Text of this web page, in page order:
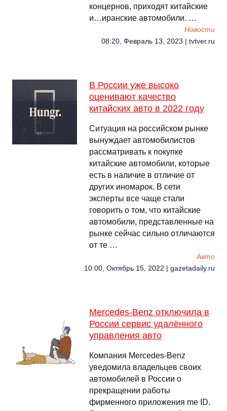
концернов, приходят китайские
и…иранские автомобили. …
Новости
08:20, Февраль 13, 2023 | tvtver.ru
В России уже высоко
оценивают качество
китайских авто в 2022 году
Ситуация на российском рынке
вынуждает автомобилистов
рассматривать к покупке
китайские автомобили, которые
есть в наличие в отличие от
других иномарок. В сети
эксперты все чаще стали
говорить о том, что китайские
автомобили, представленные на
рынке сейчас сильно отличаются
от те …
Авто
10:00, Октябрь 15, 2022 | gazetadaily.ru
Mercedes-Benz отключила в
России сервис удалённого
управления авто
Компания Mercedes-Benz
уведомила владельцев своих
автомобилей в России о
прекращении работы
фирменного приложения me ID.